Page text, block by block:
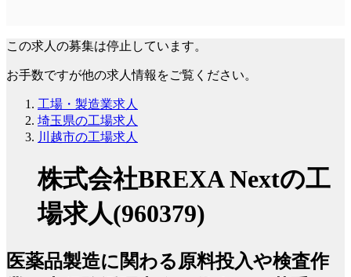
この求人の募集は停止しています。
お手数ですが他の求人情報をご覧ください。
工場・製造業求人
埼玉県の工場求人
川越市の工場求人
株式会社BREXA Nextの工
場求人(960379)
医薬品製造に関わる原料投入や検査作